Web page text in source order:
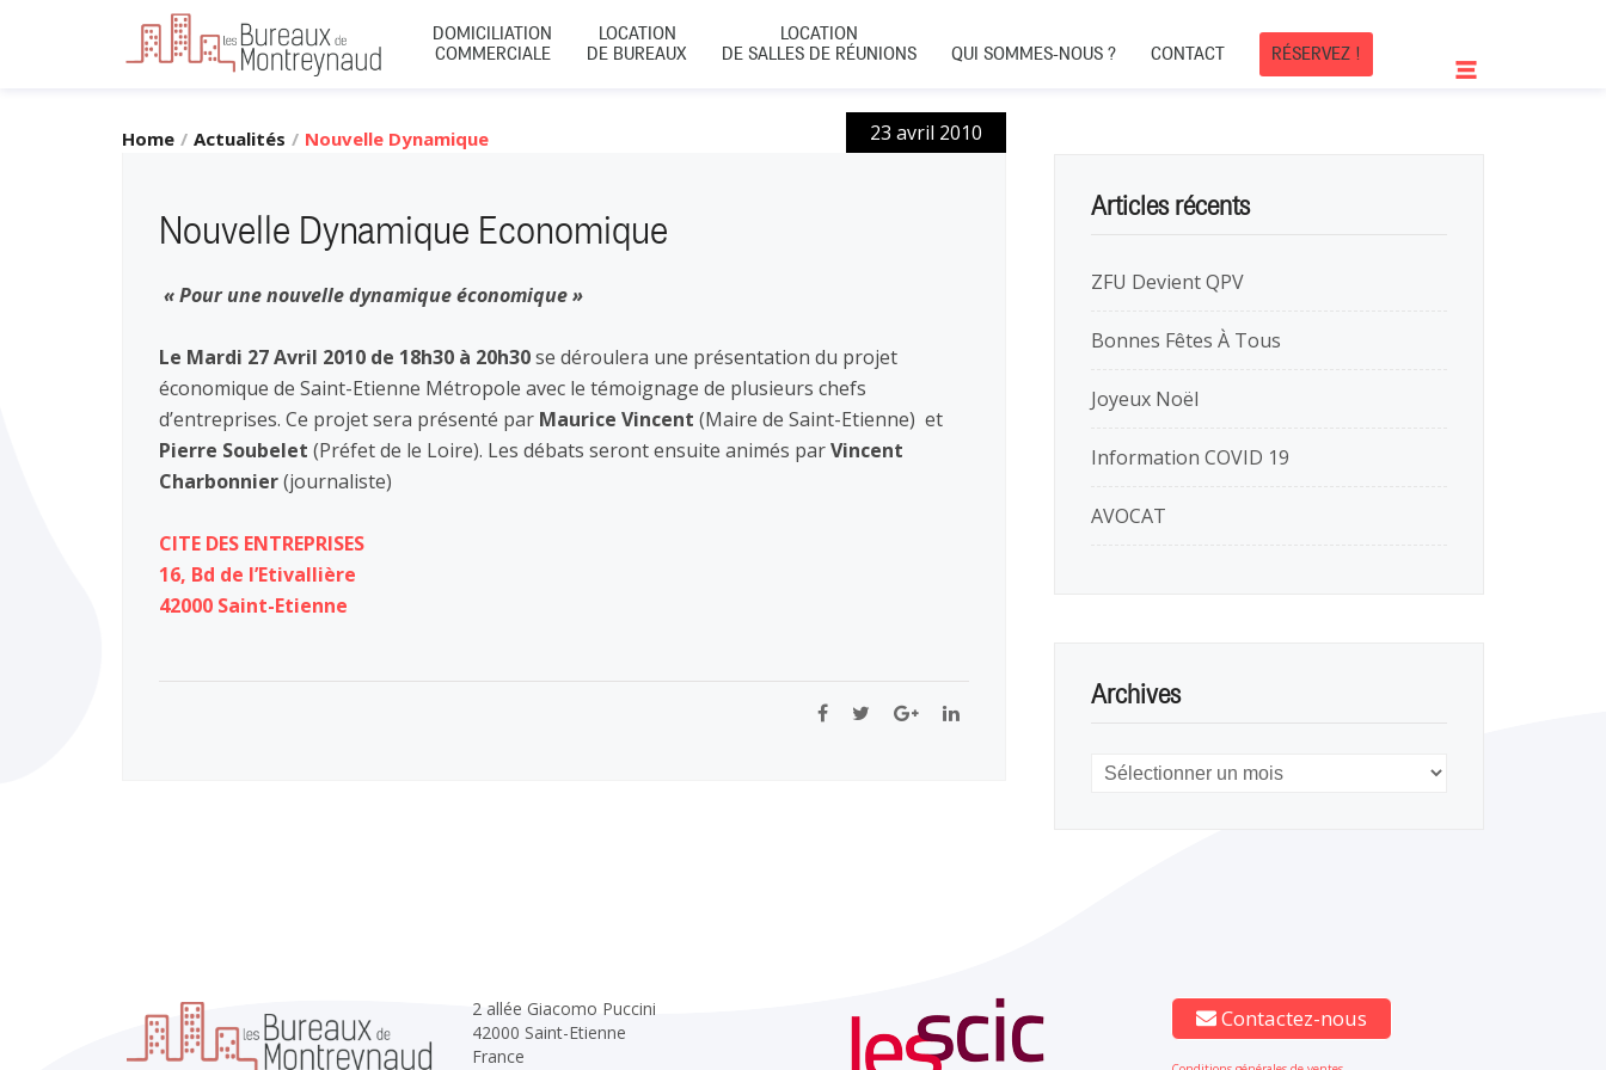
DOMICILIATION
COMMERCIALE
LOCATION
DE BUREAUX
LOCATION
DE SALLES DE RÉUNIONS
QUI SOMMES-NOUS ? CONTACT RÉSERVEZ !
Home Actualités
Nouvelle Dynamique
23 avril 2010
Nouvelle Dynamique Economique
« Pour une nouvelle dynamique économique »
Le Mardi 27 Avril 2010 de 18h30 à 20h30se déroulera une présentation du projet
économique de Saint-Etienne Métropole avec le témoignage de plusieurs chefs
d’entreprises. Ce projet sera présenté par Maurice Vincent (Maire de Saint-Etienne) et
Pierre Soubelet (Préfet de le Loire). Les débats seront ensuite animés parVincent
Charbonnier(journaliste)
CITE DES ENTREPRISES
16, Bd de l’Etivallière
42000 Saint-Etienne
Articles récents
ZFU Devient QPV
Bonnes Fêtes À Tous
Joyeux Noël
Information COVID 19
AVOCAT
Archives
Archives
2 allée Giacomo Puccini
42000 Saint-Etienne
France
Contactez-nous